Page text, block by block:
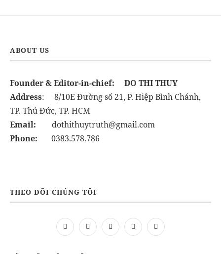
ABOUT US
Founder & Editor-in-chief:
DO THI THUY
Address: 8/10E Đường số 21, P. Hiệp Bình Chánh,
TP. Thủ Đức, TP. HCM
Email: dothithuytruth@gmail.com
Phone: 0383.578.786
THEO DÕI CHÚNG TÔI